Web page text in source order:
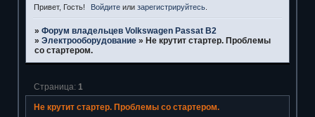
Привет, Гость! Войдите илизарегистрируйтесь
» Форум владельцев Volkswagen Passat B2
» Электрооборудование » Не крутит стартер. Проблемы
со стартером.
Не крутит стартер. Проблемы со стартером.
Страница: 1